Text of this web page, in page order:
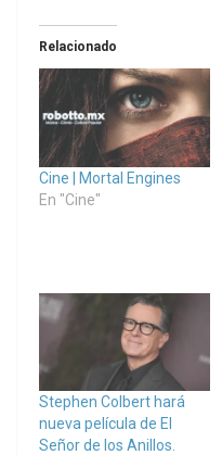
Relacionado
Cine | Mortal Engines
En "Cine"
Stephen Colbert hará
nueva película de El
Señor de los Anillos.